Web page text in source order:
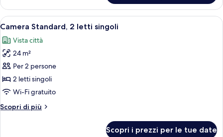
Executive,
letto
Apri
tutte
le
foto
per
Camera
Standard,
letti
Camera d'albergo con due letti, una
11
Camera Standard, 2 letti singoli
Vista città
24 m²
Per 2 persone
2 letti singoli
Wi-Fi gratuito
Scopri di più
Altri
Scopri i prezzi per le tue date